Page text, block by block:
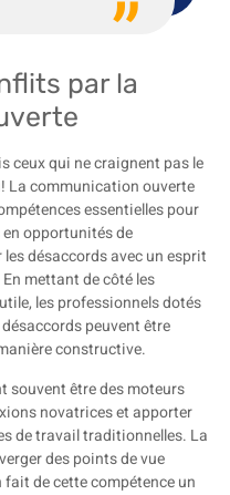
par la
ceux qui ne craignent pas le
La communication ouverte
essentielles pour
opportunités de
désaccords avec un esprit
mettant de côté les
les professionnels dotés
peuvent être
constructive.
souvent être des moteurs
novatrices et apporter
de travail traditionnelles. La
des points de vue
de cette compétence un